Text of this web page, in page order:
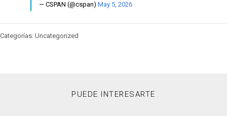
— CSPAN (@cspan) May 5, 2026
Categorías: Uncategorized
PUEDE INTERESARTE